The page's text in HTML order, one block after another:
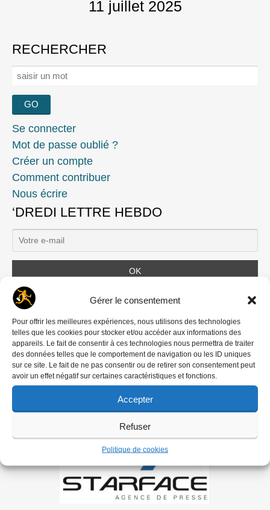
Gérer le consentement
Pour offrir les meilleures expériences, nous utilisons des technologies
telles que les cookies pour stocker et/ou accéder aux informations des
appareils. Le fait de consentir à ces technologies nous permettra de traiter
des données telles que le comportement de navigation ou les ID uniques
sur ce site. Le fait de ne pas consentir ou de retirer son consentement peut
avoir un effet négatif sur certaines caractéristiques et fonctions.
Accepter
Refuser
Politique de cookies
11 juillet 2025
RECHERCHER
Rechercher :
Se connecter
Mot de passe oublié ?
Créer un compte
Comment contribuer
Nous écrire
‘DREDI LETTRE HEBDO
Ils nous soutiennent